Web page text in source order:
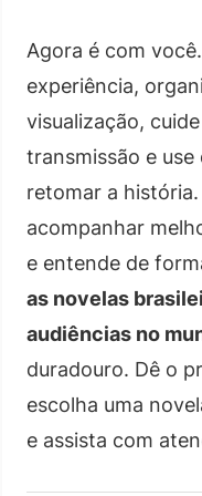
Agora é com
experiência,
visualização,
transmissão e
retomar a
acompanhar
e entende de
as novelas
audiências no
duradouro. Dê o
escolha uma
e assista com